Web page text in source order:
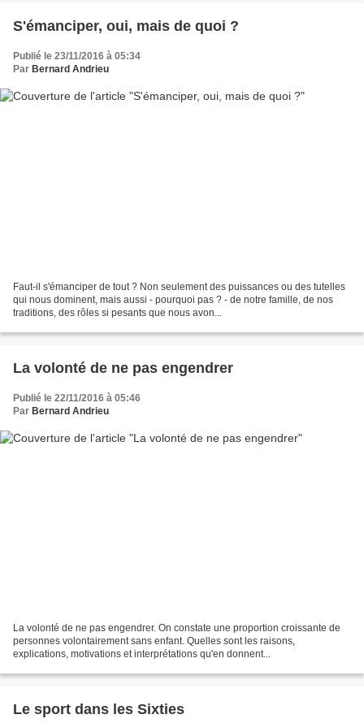
S'émanciper, oui, mais de quoi ?
Publié le 23/11/2016 à 05:34
Par Bernard Andrieu
Faut-il s'émanciper de tout ? Non seulement des puissances ou des tutelles
qui nous dominent, mais aussi - pourquoi pas ? - de notre famille, de nos
traditions, des rôles si pesants que nous avon...
La volonté de ne pas engendrer
Publié le 22/11/2016 à 05:46
Par Bernard Andrieu
La volonté de ne pas engendrer. On constate une proportion croissante de
personnes volontairement sans enfant. Quelles sont les raisons,
explications, motivations et interprétations qu'en donnent...
Le sport dans les Sixties